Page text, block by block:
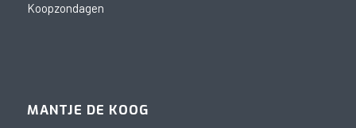
Koopzondagen
MANTJE DE KOOG